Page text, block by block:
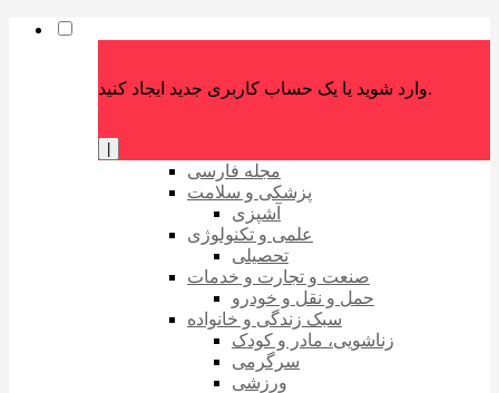
وارد شوید یا یک حساب کاربری جدید ایجاد کنید.
مجله فارسی
پزشکی و سلامت
آشپزی
علمی و تکنولوژی
تحصیلی
صنعت و تجارت و خدمات
حمل و نقل و خودرو
سبک زندگی و خانواده
زناشویی، مادر و کودک
سرگرمی
ورزشی